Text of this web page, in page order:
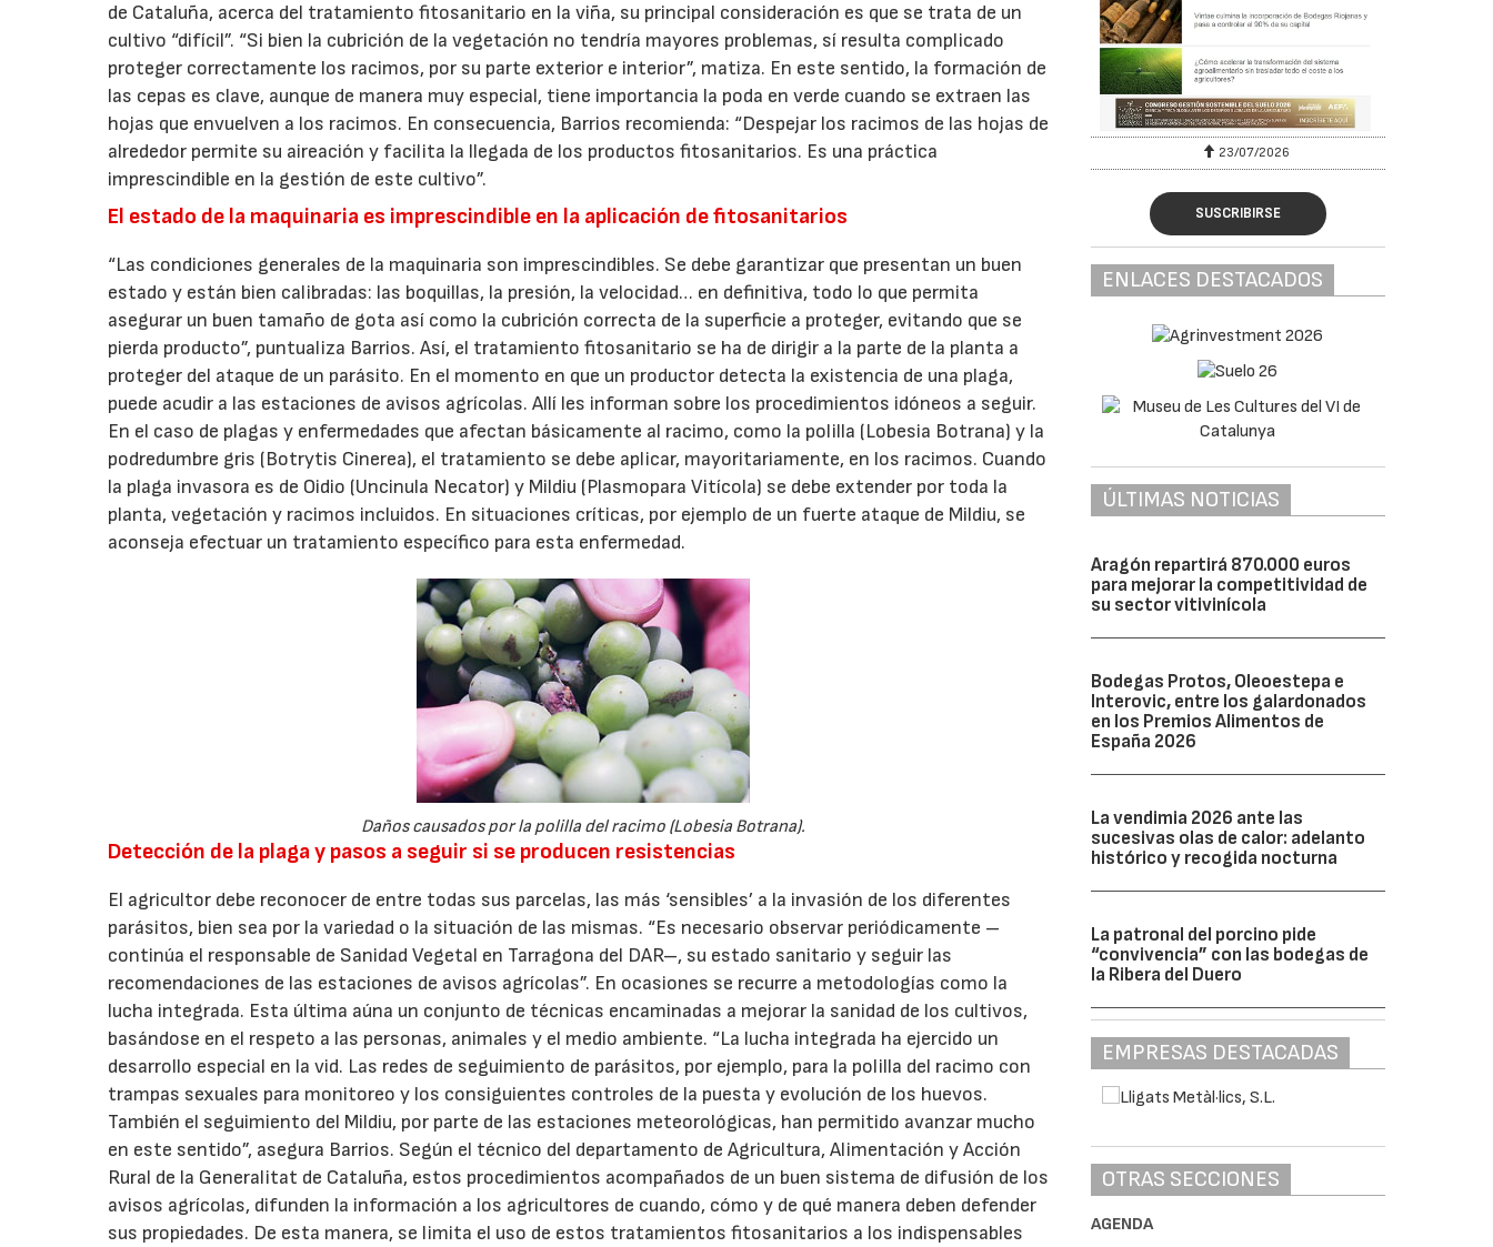
de Cataluña, acerca del tratamiento fitosanitario en la viña, su principal consideración es que se trata de un
cultivo “difícil”. “Si bien la cubrición de la vegetación no tendría mayores problemas, sí resulta complicado
proteger correctamente los racimos, por su parte exterior e interior”, matiza. En este sentido, la formación de
las cepas es clave, aunque de manera muy especial, tiene importancia la poda en verde cuando se extraen las
hojas que envuelven a los racimos. En consecuencia, Barrios recomienda: “Despejar los racimos de las hojas de
alrededor permite su aireación y facilita la llegada de los productos fitosanitarios. Es una práctica
imprescindible en la gestión de este cultivo”.
El estado de la maquinaria es imprescindible en la aplicación de fitosanitarios
“Las condiciones generales de la maquinaria son imprescindibles. Se debe garantizar que presentan un buen
estado y están bien calibradas: las boquillas, la presión, la velocidad… en definitiva, todo lo que permita
asegurar un buen tamaño de gota así como la cubrición correcta de la superficie a proteger, evitando que se
pierda producto”, puntualiza Barrios. Así, el tratamiento fitosanitario se ha de dirigir a la parte de la planta a
proteger del ataque de un parásito. En el momento en que un productor detecta la existencia de una plaga,
puede acudir a las estaciones de avisos agrícolas. Allí les informan sobre los procedimientos idóneos a seguir.
En el caso de plagas y enfermedades que afectan básicamente al racimo, como la polilla (Lobesia Botrana) y la
podredumbre gris (Botrytis Cinerea), el tratamiento se debe aplicar, mayoritariamente, en los racimos. Cuando
la plaga invasora es de Oidio (Uncinula Necator) y Mildiu (Plasmopara Vitícola) se debe extender por toda la
planta, vegetación y racimos incluidos. En situaciones críticas, por ejemplo de un fuerte ataque de Mildiu, se
aconseja efectuar un tratamiento específico para esta enfermedad.
Daños causados por la polilla del racimo (Lobesia Botrana).
Detección de la plaga y pasos a seguir si se producen resistencias
El agricultor debe reconocer de entre todas sus parcelas, las más ‘sensibles’ a la invasión de los diferentes
parásitos, bien sea por la variedad o la situación de las mismas. “Es necesario observar periódicamente –
continúa el responsable de Sanidad Vegetal en Tarragona del DAR–, su estado sanitario y seguir las
recomendaciones de las estaciones de avisos agrícolas”. En ocasiones se recurre a metodologías como la
lucha integrada. Esta última aúna un conjunto de técnicas encaminadas a mejorar la sanidad de los cultivos,
basándose en el respeto a las personas, animales y el medio ambiente. “La lucha integrada ha ejercido un
desarrollo especial en la vid. Las redes de seguimiento de parásitos, por ejemplo, para la polilla del racimo con
trampas sexuales para monitoreo y los consiguientes controles de la puesta y evolución de los huevos.
También el seguimiento del Mildiu, por parte de las estaciones meteorológicas, han permitido avanzar mucho
en este sentido”, asegura Barrios. Según el técnico del departamento de Agricultura, Alimentación y Acción
Rural de la Generalitat de Cataluña, estos procedimientos acompañados de un buen sistema de difusión de los
avisos agrícolas, difunden la información a los agricultores de cuando, cómo y de qué manera deben defender
sus propiedades. De esta manera, se limita el uso de estos tratamientos fitosanitarios a los indispensables
23/07/2026 30/07/2026 23/07/2026
SUSCRIBIRSE
ENLACES DESTACADOS
ÚLTIMAS NOTICIAS
Aragón repartirá 870.000 euros
para mejorar la competitividad de
su sector vitivinícola
Bodegas Protos, Oleoestepa e
Interovic, entre los galardonados
en los Premios Alimentos de
España 2026
La vendimia 2026 ante las
sucesivas olas de calor: adelanto
histórico y recogida nocturna
La patronal del porcino pide
“convivencia” con las bodegas de
la Ribera del Duero
EMPRESAS DESTACADAS
OTRAS SECCIONES
AGENDA